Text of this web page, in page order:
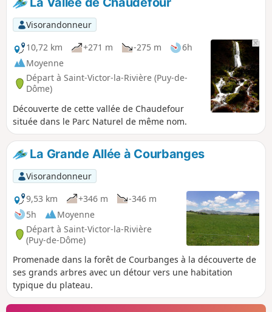
Visorandonneur
10,72 km
+271 m -275 m
6h
Moyenne
Départ à Saint-Victor-la-Rivière (Puy-de-
Dôme)
Découverte de cette vallée de Chaudefour
située dans le Parc Naturel de même nom.
La Grande Allée à Courbanges
Visorandonneur
9,53 km
+346 m
-346 m
5h
Moyenne
Départ à Saint-Victor-la-Rivière
(Puy-de-Dôme)
Promenade dans la forêt de Courbanges à la découverte de
ses grands arbres avec un détour vers une habitation
typique du plateau.